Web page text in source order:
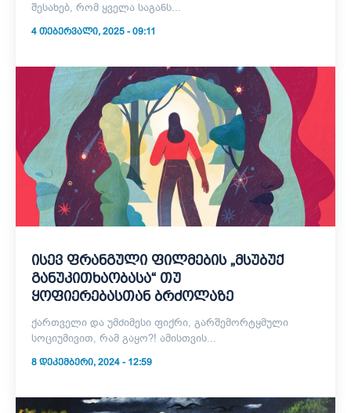
შესახებ, რომ ყველა საგანს...
4 ᲗᲔᲑᲔᲠᲕᲐᲚᲘ, 2025 - 09:11
ისევ ფრანგული ფილმების „მსუბუქ
განუკითხაობასა“ თუ
ყოფიერებასთან ბრძოლაზე
ქართველი და უმძიმესი ფიქრი, გარშემორტყმული
სოციუმივით, რამ გაყო?! ამისთვის...
8 ᲓᲔᲙᲔᲛᲑᲔᲠᲘ, 2024 - 12:59